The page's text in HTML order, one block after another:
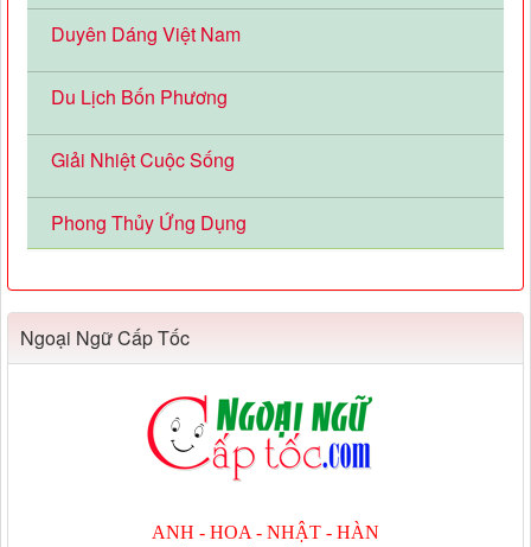
Duyên Dáng Việt Nam
Du Lịch Bốn Phương
Giải Nhiệt Cuộc Sống
Phong Thủy Ứng Dụng
Ngoại Ngữ Cấp Tốc
ANH - HOA - NHẬT - HÀN